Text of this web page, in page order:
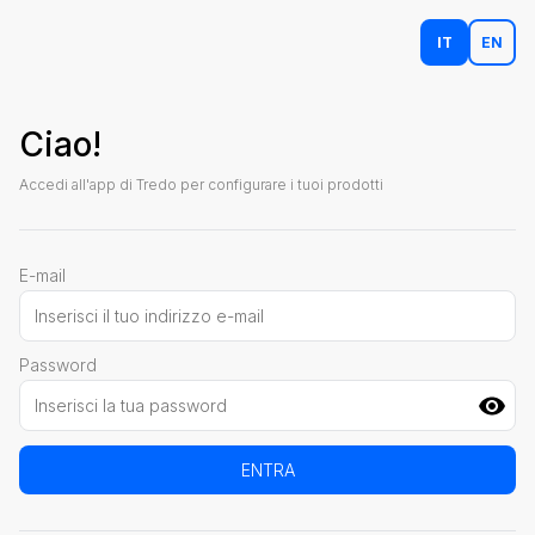
IT EN
Ciao!
Accedi all'app di Tredo per configurare i tuoi prodotti
E-mail
Password
ENTRA